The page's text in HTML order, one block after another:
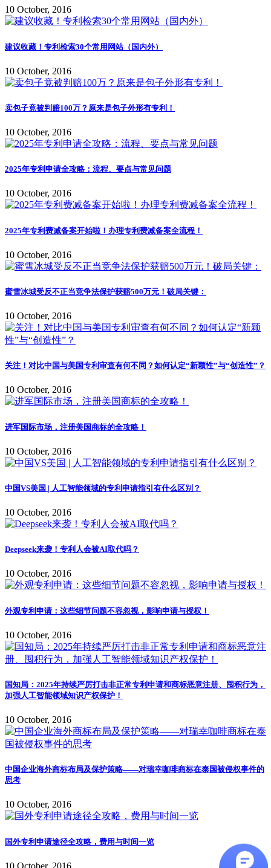
10 October, 2016
建议收藏！专利检索30个常用网站（国内外）
10 October, 2016
卖包子竟被判赔100万？原来是包子外形有专利！
10 October, 2016
2025年专利申请全攻略：流程、要点与常见问题
10 October, 2016
2025年专利费减备案开始啦！办理专利费减备案全流程！
10 October, 2016
蜜雪冰城受反不正当竞争法保护获赔500万元！破局关键：
10 October, 2016
关注！对比中国与美国专利审查有何不同？如何认定“新颖性”与“创造性”？
10 October, 2016
进军国际市场，注册美国商标的全攻略！
10 October, 2016
中国VS美国 | 人工智能领域的专利申请指引有什么区别？
10 October, 2016
Deepseek来袭！专利人会被AI取代吗？
10 October, 2016
外观专利申请：这些细节问题不容忽视，影响申请与授权！
10 October, 2016
国知局：2025年持续严厉打击非正常专利申请和商标恶意注册、囤积行为，
加强人工智能领域知识产权保护！
10 October, 2016
中国企业海外商标布局及保护策略——对瑞幸咖啡商标在泰国被侵权事件的
思考
10 October, 2016
国外专利申请途径全攻略，费用与时间一览
10 October, 2016